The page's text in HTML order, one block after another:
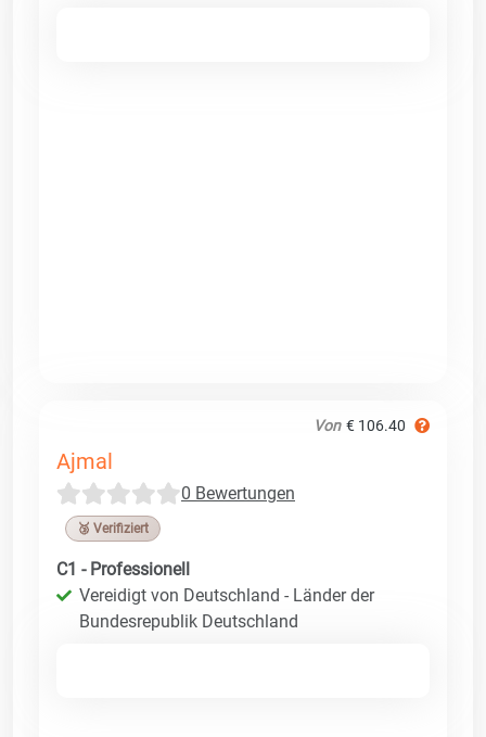
Von € 106.40
Ajmal
0 Bewertungen
🥉 Verifiziert
C1 - Professionell
Vereidigt von Deutschland - Länder der
Bundesrepublik Deutschland